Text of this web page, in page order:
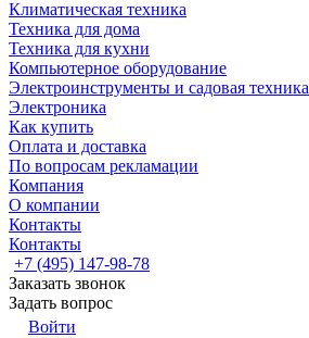
Климатическая техника
Техника для дома
Техника для кухни
Компьютерное оборудование
Электроинструменты и садовая техника
Электроника
Как купить
Оплата и доставка
По вопросам рекламации
Компания
О компании
Контакты
Контакты
+7 (495) 147-98-78
Заказать звонок
Задать вопрос
Войти